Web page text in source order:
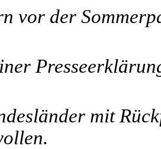
vor der
mit